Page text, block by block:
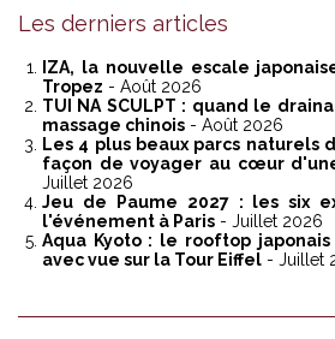
Les derniers articles
IZA, la nouvelle escale
Tropez - Août 2026
TUI NA SCULPT : quand le
massage chinois - Août 2026
Les 4 plus beaux parcs naturels
façon de voyager au cœur
Juillet 2026
Jeu de Paume 2027 : les six
l'événement à Paris - Juillet 2026
Aqua Kyoto : le rooftop japonais
avec vue sur la Tour Eiffel - Juillet